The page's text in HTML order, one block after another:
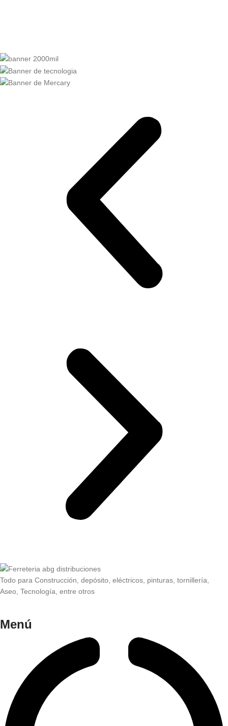
Todo para Construcción, depósito, eléctricos, pinturas, tornillería,
Aseo, Tecnología, entre otros
Menú